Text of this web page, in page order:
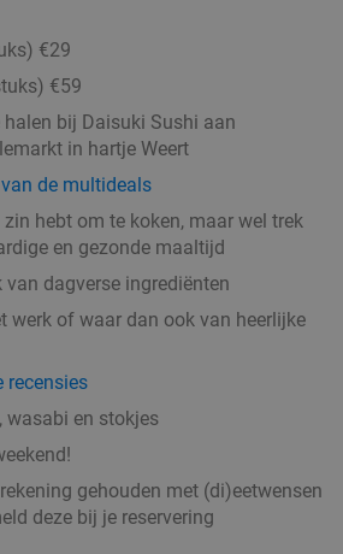
€29
€59
bij Daisuki Sushi aan
in hartje Weert
de multideals
hebt om te koken, maar wel trek
en gezonde maaltijd
dagverse ingrediënten
werk of waar dan ook van heerlijke
recensies
wasabi en stokjes
gehouden met (di)eetwensen
deze bij je reservering